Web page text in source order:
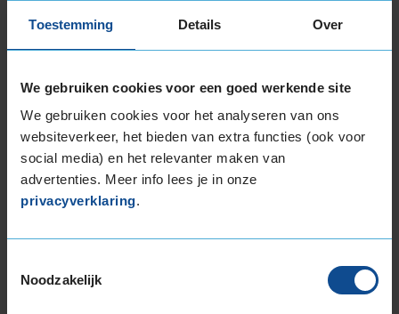
Toestemming Details Over
We gebruiken cookies voor een goed werkende site
We gebruiken cookies voor het analyseren van ons
websiteverkeer, het bieden van extra functies (ook voor
social media) en het relevanter maken van
advertenties. Meer info lees je in onze
privacyverklaring.
Noodzakelijk
255/35R19 96Y EXTRALOAD
255/35R19 96Y EXTRALOAD
265/35R19 98Y EXTRALOAD
265/35R19 98Y EXTRALOAD
265/35R19 98Y EXTRALOAD
265/35R19 98Y EXTRALOAD
265/35R19 98Y EXTRALOAD
265/40R19 102Y EXTRALOAD